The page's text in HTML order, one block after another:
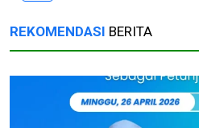
REKOMENDASI BERITA